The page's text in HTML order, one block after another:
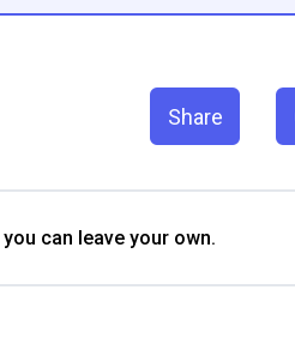
Share
can leave your own.